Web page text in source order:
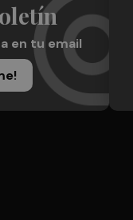
en tu email